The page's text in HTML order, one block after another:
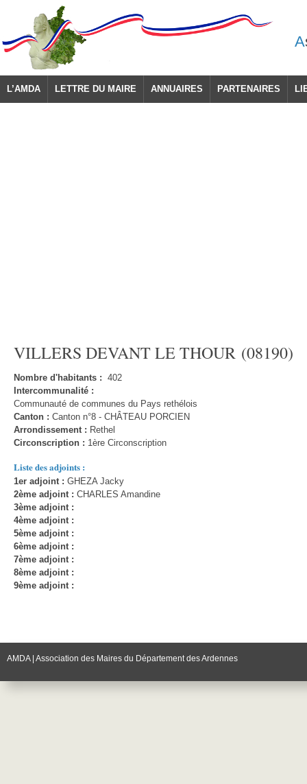
A
L’AMDA LETTRE DU MAIRE ANNUAIRES PARTENAIRES
VILLERS DEVANT LE THOUR (08190)
Nombre d'habitants : 402
Intercommunalité :
Communauté de communes du Pays rethélois
Canton : Canton n°8 - CHÂTEAU PORCIEN
Arrondissement : Rethel
Circonscription : 1ère Circonscription
Liste des adjoints :
1er adjoint : GHEZA Jacky
2ème adjoint : CHARLES Amandine
3ème adjoint :
4ème adjoint :
5ème adjoint :
6ème adjoint :
7ème adjoint :
8ème adjoint :
9ème adjoint :
AMDA | Association des Maires du Département des Ardennes